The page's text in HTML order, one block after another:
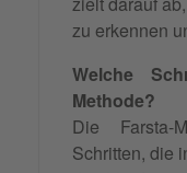
zu erkennen
Welche
Methode?
Die Farsta-
Schritten, die